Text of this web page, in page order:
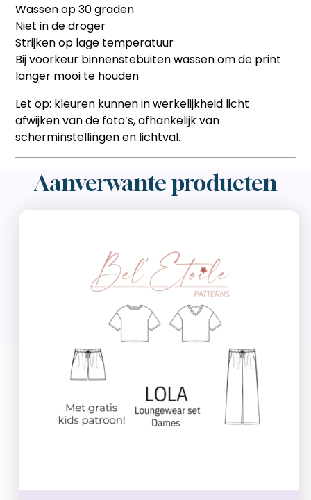
Wassen op 30 graden
Niet in de droger
Strijken op lage temperatuur
Bij voorkeur binnenstebuiten wassen om de print
langer mooi te houden
Let op: kleuren kunnen in werkelijkheid licht
afwijken van de foto’s, afhankelijk van
scherminstellingen en lichtval.
Aanverwante producten